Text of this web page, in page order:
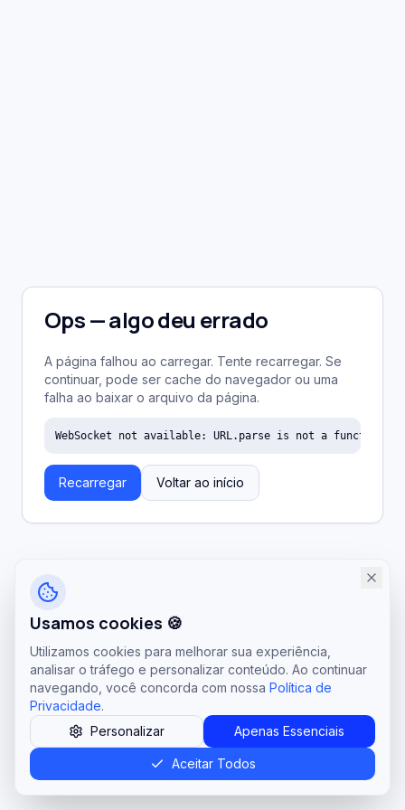
Ops — algo deu errado
A página falhou ao carregar. Tente recarregar. Se
continuar, pode ser cache do navegador ou uma
falha ao baixar o arquivo da página.
WebSocket not available: URL.parse is not a function
Recarregar Voltar ao início
Usamos cookies 🍪
Utilizamos cookies para melhorar sua experiência,
analisar o tráfego e personalizar conteúdo. Ao continuar
navegando, você concorda com nossa Política de
Privacidade.
Personalizar
Apenas Essenciais
Aceitar Todos